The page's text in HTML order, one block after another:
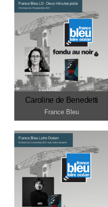
Caroline de Benedetti
France Bleu